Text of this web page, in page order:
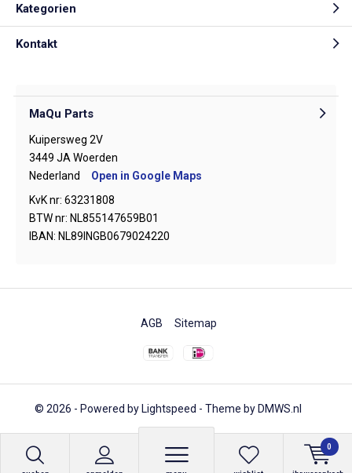
0
Kategorien
Kontakt
MaQu Parts
Kuipersweg 2V
3449 JA Woerden
Nederland
Open in Google Maps
KvK nr: 63231808
BTW nr: NL855147659B01
IBAN: NL89INGB0679024220
© 2026 - Powered by Lightspeed - Theme by DMWS.nl
AGB Sitemap